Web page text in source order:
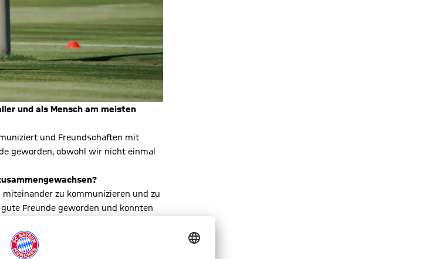
und als Mensch am meisten
und Freundschaften mit
geworden, obwohl wir nicht einmal
zu kommunizieren und zu
Freunde geworden und konnten
du uns einen kurzen Rückblick